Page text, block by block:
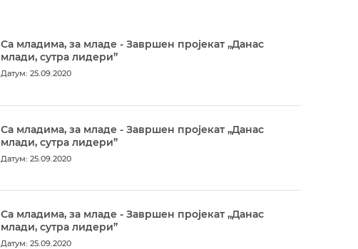
Са младима, за младе - Завршен пројекат „Данас
млади, сутра лидери”
Датум: 25.09.2020
Са младима, за младе - Завршен пројекат „Данас
млади, сутра лидери”
Датум: 25.09.2020
Са младима, за младе - Завршен пројекат „Данас
млади, сутра лидери”
Датум: 25.09.2020